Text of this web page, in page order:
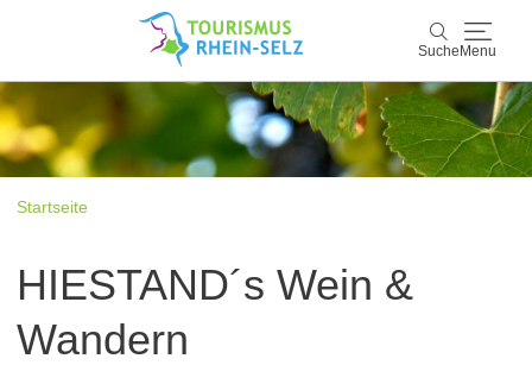
Suche Menu
Suche
Rhein-Selz
Startseite
HIESTAND´s Wein &
Wandern